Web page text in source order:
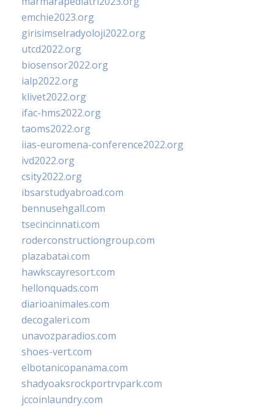
emchie2023.org
girisimselradyoloji2022.org
utcd2022.org
biosensor2022.org
ialp2022.org
klivet2022.org
ifac-hms2022.org
taoms2022.org
iias-euromena-conference2022.org
ivd2022.org
csity2022.org
ibsarstudyabroad.com
bennusehgall.com
tsecincinnati.com
roderconstructiongroup.com
plazabatai.com
hawkscayresort.com
hellonquads.com
diarioanimales.com
decogaleri.com
unavozparadios.com
shoes-vert.com
elbotanicopanama.com
shadyoaksrockportrvpark.com
jccoinlaundry.com